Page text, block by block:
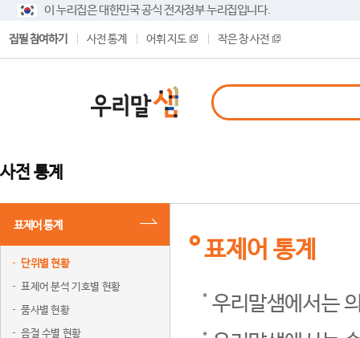
이 누리집은 대한민국 공식 전자정부 누리집입니다.
집필 참여하기 사전 통계 어휘 지도 작은 창 사전
사전 통계
표제어 통계
단위별 현황
표제어 분석 기호별 현황
품사별 현황
음절 수별 현황
표제어 통계
우리말샘에서는